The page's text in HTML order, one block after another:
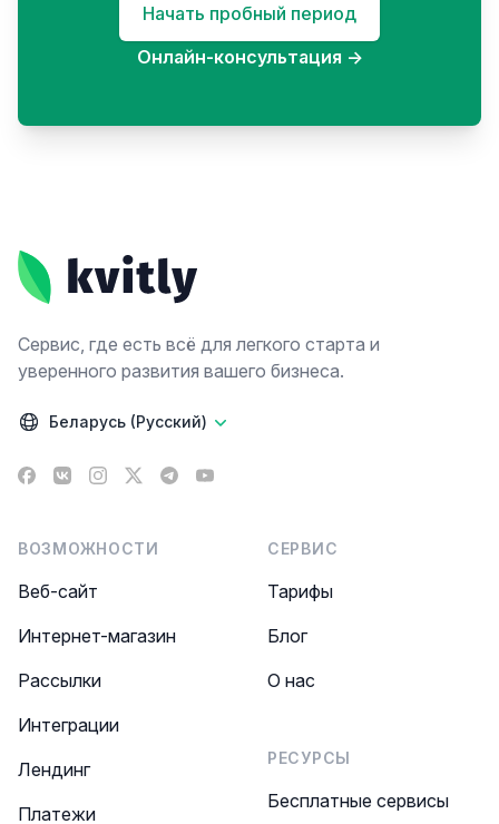
Начать пробный период
Онлайн-консультация →
Сервис, где есть всё для легкого старта и
уверенного развития вашего бизнеса.
Беларусь (Русский)
Facebook
VK Instagram
X TelegramYouTube
ВОЗМОЖНОСТИ
Веб-сайт
Интернет-магазин
Рассылки
Интеграции
Лендинг
Платежи
СЕРВИС
Тарифы
Блог
О нас
РЕСУРСЫ
Бесплатные сервисы